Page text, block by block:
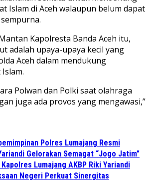
Islam di Aceh walaupun belum dapat
Kapolresta Banda Aceh itu,
adalah upaya-upaya kecil yang
Aceh dalam mendukung
Polwan dan Polki saat olahraga
juga ada provos yang mengawasi,”
Polres Lumajang Resmi
Gelorakan Semagat “Jogo Jatim”
Lumajang AKBP Riki Yariandi
Negeri Perkuat Sinergitas